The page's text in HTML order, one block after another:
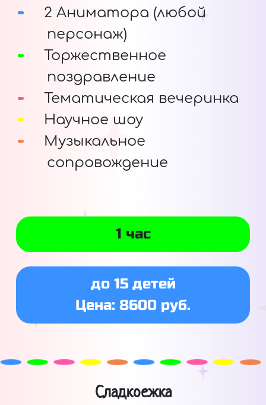
2 Аниматора (любой
персонаж)
Торжественное
поздравление
Тематическая вечеринка
Научное шоу
Музыкальное
сопровождение
1 час
до 15 детей
Цена: 8600 руб.
Сладкоежка